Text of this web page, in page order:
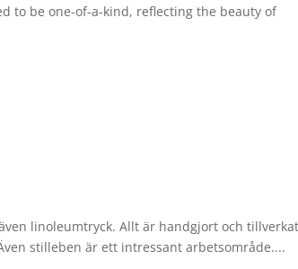
to be one-of-a-kind, reflecting the beauty of
linoleumtryck. Allt är handgjort och
stilleben är ett intressant arbetsområde....